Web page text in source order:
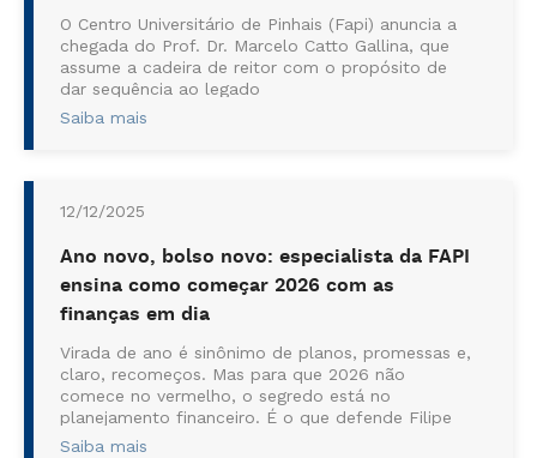
O Centro Universitário de Pinhais (Fapi) anuncia a
chegada do Prof. Dr. Marcelo Catto Gallina, que
assume a cadeira de reitor com o propósito de
dar sequência ao legado
fundamentado na qualidade do ensino, na
Saiba mais
12/12/2025
Ano novo, bolso novo: especialista da FAPI
ensina como começar 2026 com as
finanças em dia
Virada de ano é sinônimo de planos, promessas e,
claro, recomeços. Mas para que 2026 não
comece no vermelho, o segredo está no
planejamento financeiro. É o que defende Filipe
Guedes, coordenador dos cursos de Gestão do
Saiba mais